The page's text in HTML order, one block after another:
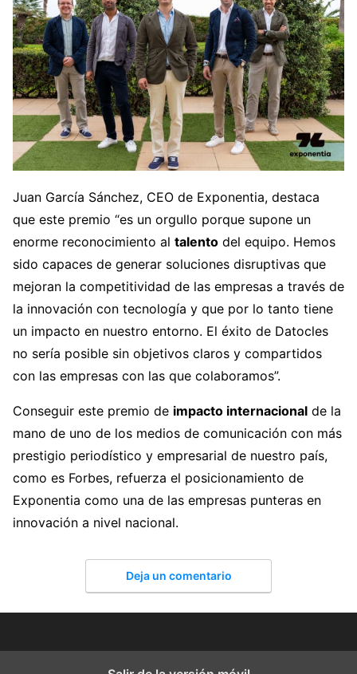
Juan García Sánchez, CEO de Exponentia, destaca
que este premio “es un orgullo porque supone un
enorme reconocimiento al talento del equipo. Hemos
sido capaces de generar soluciones disruptivas que
mejoran la competitividad de las empresas a través de
la innovación con tecnología y que por lo tanto tiene
un impacto en nuestro entorno. El éxito de Datocles
no sería posible sin objetivos claros y compartidos
con las empresas con las que colaboramos”.
Conseguir este premio de impacto internacional de la
mano de uno de los medios de comunicación con más
prestigio periodístico y empresarial de nuestro país,
como es Forbes, refuerza el posicionamiento de
Exponentia como una de las empresas punteras en
innovación a nivel nacional.
Deja un comentario